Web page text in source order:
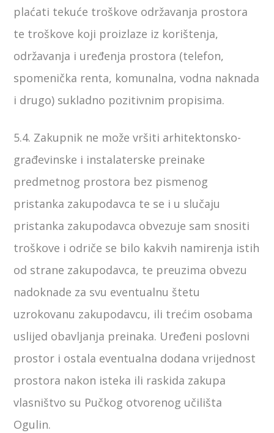
plaćati tekuće troškove održavanja prostora
te troškove koji proizlaze iz korištenja,
održavanja i uređenja prostora (telefon,
spomenička renta, komunalna, vodna naknada
i drugo) sukladno pozitivnim propisima.
5.4. Zakupnik ne može vršiti arhitektonsko-
građevinske i instalaterske preinake
predmetnog prostora bez pismenog
pristanka zakupodavca te se i u slučaju
pristanka zakupodavca obvezuje sam snositi
troškove i odriče se bilo kakvih namirenja istih
od strane zakupodavca, te preuzima obvezu
nadoknade za svu eventualnu štetu
uzrokovanu zakupodavcu, ili trećim osobama
uslijed obavljanja preinaka. Uređeni poslovni
prostor i ostala eventualna dodana vrijednost
prostora nakon isteka ili raskida zakupa
vlasništvo su Pučkog otvorenog učilišta
Ogulin.